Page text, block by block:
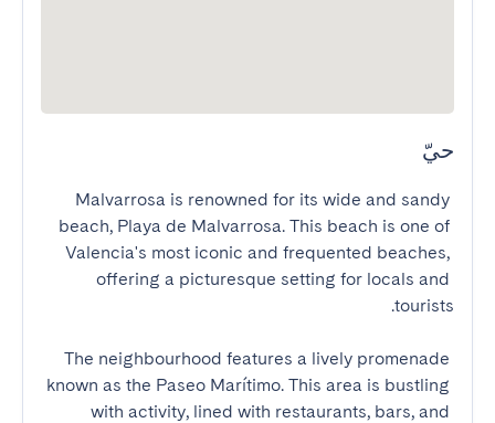
حيّ
Malvarrosa is renowned for its wide and sandy
beach, Playa de Malvarrosa. This beach is one of
Valencia's most iconic and frequented beaches,
offering a picturesque setting for locals and
The neighbourhood features a lively promenade
known as the Paseo Marítimo. This area is bustling
with activity, lined with restaurants, bars, and